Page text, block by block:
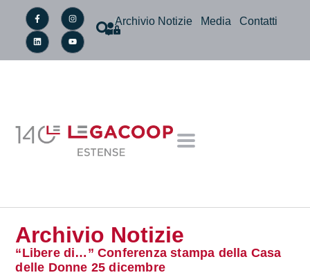
Archivio Notizie Media Contatti
Archivio Notizie
“Libere di…” Conferenza stampa della Casa
delle Donne 25 dicembre